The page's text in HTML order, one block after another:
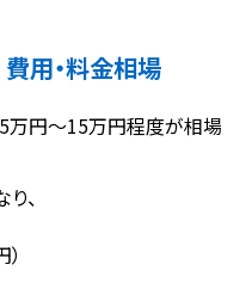
用・料金相場
万円〜15万円程度が相場
、